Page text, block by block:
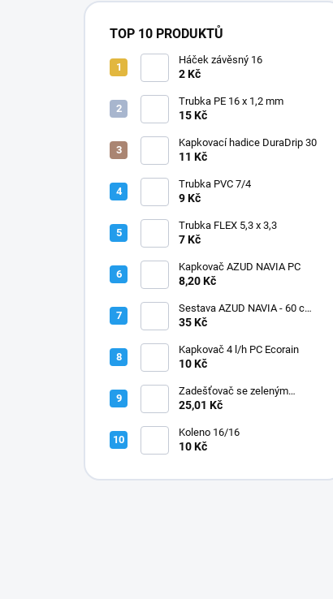
TOP 10 PRODUKTŮ
Háček závěsný 16
2 Kč
Trubka PE 16 x 1,2 mm
15 Kč
Kapkovací hadice DuraDrip 30
11 Kč
Trubka PVC 7/4
9 Kč
Trubka FLEX 5,3 x 3,3
7 Kč
Kapkovač AZUD NAVIA PC
8,20 Kč
Sestava AZUD NAVIA - 60 cm,
jehly zahnuté
35 Kč
Kapkovač 4 l/h PC Ecorain
10 Kč
Zadešťovač se zeleným
rotorem a žlutou tryskou
25,01 Kč
Koleno 16/16
10 Kč